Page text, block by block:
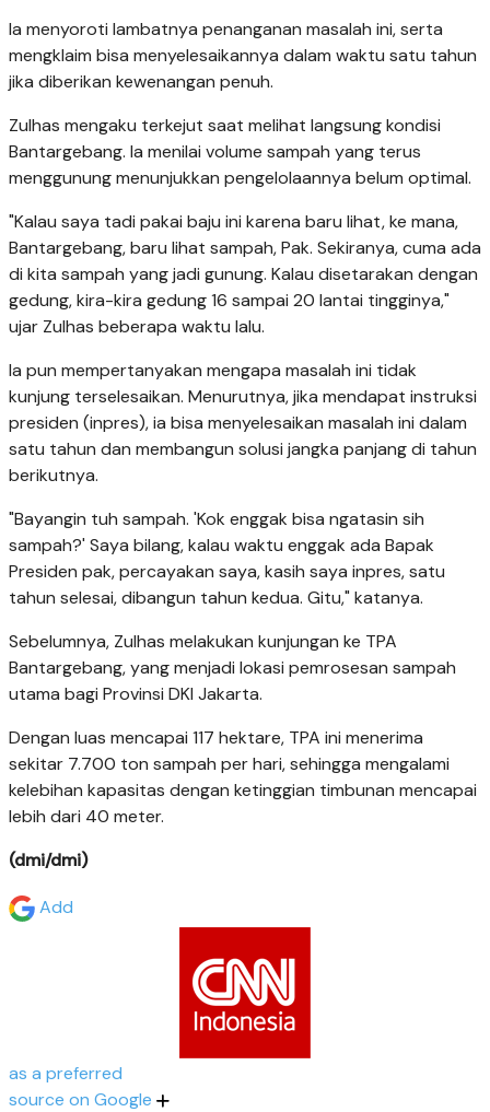
Ia menyoroti lambatnya penanganan masalah ini, serta
mengklaim bisa menyelesaikannya dalam waktu satu tahun
jika diberikan kewenangan penuh.
Zulhas mengaku terkejut saat melihat langsung kondisi
Bantargebang. Ia menilai volume sampah yang terus
menggunung menunjukkan pengelolaannya belum optimal.
"Kalau saya tadi pakai baju ini karena baru lihat, ke mana,
Bantargebang, baru lihat sampah, Pak. Sekiranya, cuma ada
di kita sampah yang jadi gunung. Kalau disetarakan dengan
gedung, kira-kira gedung 16 sampai 20 lantai tingginya,"
ujar Zulhas beberapa waktu lalu.
Ia pun mempertanyakan mengapa masalah ini tidak
kunjung terselesaikan. Menurutnya, jika mendapat instruksi
presiden (inpres), ia bisa menyelesaikan masalah ini dalam
satu tahun dan membangun solusi jangka panjang di tahun
berikutnya.
"Bayangin tuh sampah. 'Kok enggak bisa ngatasin sih
sampah?' Saya bilang, kalau waktu enggak ada Bapak
Presiden pak, percayakan saya, kasih saya inpres, satu
tahun selesai, dibangun tahun kedua. Gitu," katanya.
Sebelumnya, Zulhas melakukan kunjungan ke TPA
Bantargebang, yang menjadi lokasi pemrosesan sampah
utama bagi Provinsi DKI Jakarta.
Dengan luas mencapai 117 hektare, TPA ini menerima
sekitar 7.700 ton sampah per hari, sehingga mengalami
kelebihan kapasitas dengan ketinggian timbunan mencapai
lebih dari 40 meter.
(dmi/dmi)
Add
as a preferred
source on Google